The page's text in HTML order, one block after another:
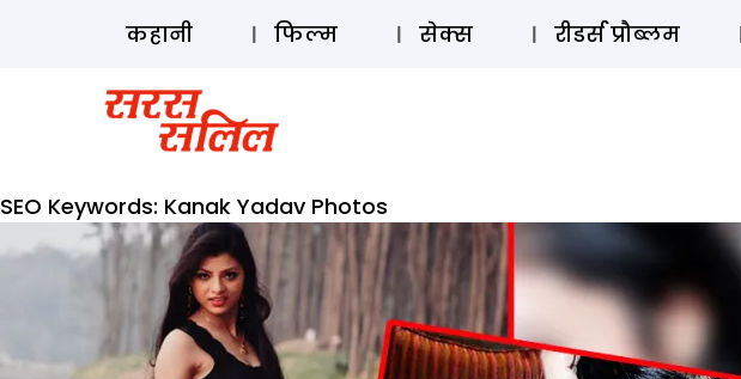
कहानी फिल्म सेक्स रीडर्स प्रौब्लम
SEO Keywords: Kanak Yadav Photos